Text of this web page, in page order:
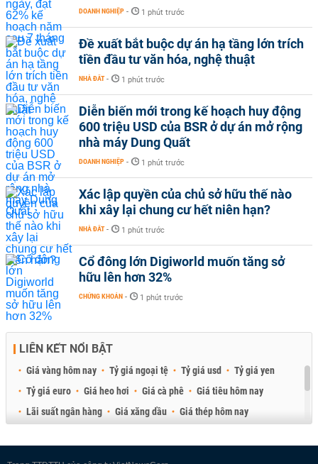
DOANH NGHIỆP - 1 phút trước
Đề xuất bắt buộc dự án hạ tầng lớn trích
tiền đầu tư văn hóa, nghệ thuật
NHÀ ĐẤT - 1 phút trước
Diễn biến mới trong kế hoạch huy động
600 triệu USD của BSR ở dự án mở rộng
nhà máy Dung Quất
DOANH NGHIỆP - 1 phút trước
Xác lập quyền của chủ sở hữu thế nào
khi xây lại chung cư hết niên hạn?
NHÀ ĐẤT - 1 phút trước
Cổ đông lớn Digiworld muốn tăng sở
hữu lên hơn 32%
CHỨNG KHOÁN - 1 phút trước
LIÊN KẾT NỔI BẬT
Giá vàng hôm nay Tỷ giá ngoại tệ Tỷ giá usd
Tỷ giá yen
Tỷ giá euro
Giá heo hơi Giá cà phê
Giá tiêu hôm nay
Lãi suất ngân hàng
Giá xăng dầu
Giá thép hôm nay